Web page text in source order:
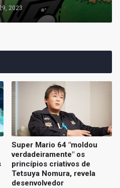
2023
Super Mario 64 "moldou
verdadeiramente" os
princípios criativos de
Tetsuya Nomura, revela
desenvolvedor